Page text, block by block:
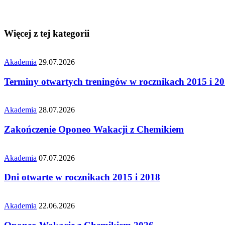
Więcej z tej kategorii
Akademia 29.07.2026
Terminy otwartych treningów w rocznikach 2015 i
Akademia 28.07.2026
Zakończenie Oponeo Wakacji z Chemikiem
Akademia 07.07.2026
Dni otwarte w rocznikach 2015 i 2018
Akademia 22.06.2026